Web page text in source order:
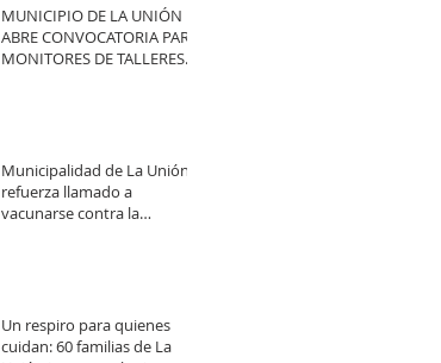
MUNICIPIO DE LA UNIÓN
ABRE CONVOCATORIA PARA
MONITORES DE TALLERES
Municipalidad de La Unión
refuerza llamado a
vacunarse contra la
Un respiro para quienes
cuidan: 60 familias de La